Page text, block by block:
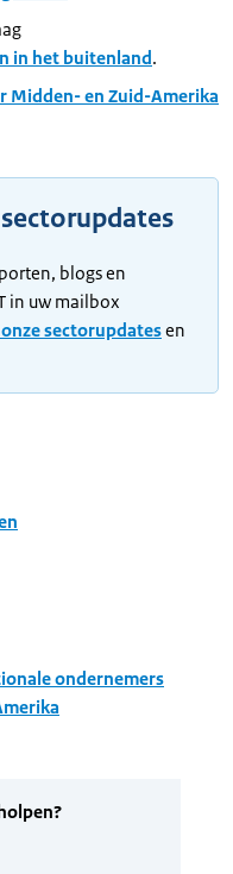
in het buitenland.
Midden- en Zuid-Amerika
blogs en
in uw mailbox
sectorupdatesen
ondernemers